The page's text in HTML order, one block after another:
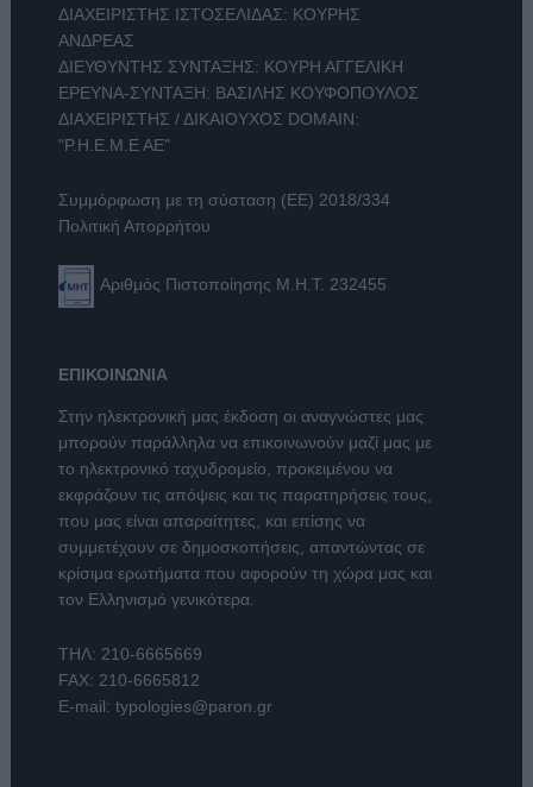
ΔΙΑΧΕΙΡΙΣΤΗΣ ΙΣΤΟΣΕΛΙΔΑΣ: ΚΟΥΡΗΣ
ΑΝΔΡΕΑΣ
ΔΙΕΥΘΥΝΤΗΣ ΣΥΝΤΑΞΗΣ: ΚΟΥΡΗ ΑΓΓΕΛΙΚΗ
ΕΡΕΥΝΑ-ΣΥΝΤΑΞΗ: ΒΑΣΙΛΗΣ ΚΟΥΦΟΠΟΥΛΟΣ
ΔΙΑΧΕΙΡΙΣΤΗΣ / ΔΙΚΑΙΟΥΧΟΣ DOMAIN:
"Ρ.Η.Ε.Μ.Ε ΑΕ"
Συμμόρφωση με τη σύσταση (ΕΕ) 2018/334
Πολιτική Απορρήτου
Αριθμός Πιστοποίησης Μ.Η.Τ. 232455
ΕΠΙΚΟΙΝΩΝΙΑ
Στην ηλεκτρονική μας έκδοση οι αναγνώστες μας
μπορούν παράλληλα να επικοινωνούν μαζί μας με
το ηλεκτρονικό ταχυδρομείο, προκειμένου να
εκφράζουν τις απόψεις και τις παρατηρήσεις τους,
που μας είναι απαραίτητες, και επίσης να
συμμετέχουν σε δημοσκοπήσεις, απαντώντας σε
κρίσιμα ερωτήματα που αφορούν τη χώρα μας και
τον Ελληνισμό γενικότερα.
ΤΗΛ: 210-6665669
FAX: 210-6665812
E-mail: typologies@paron.gr